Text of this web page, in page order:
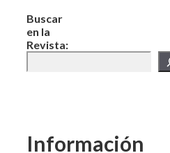
Buscar
en la
Revista:
Información